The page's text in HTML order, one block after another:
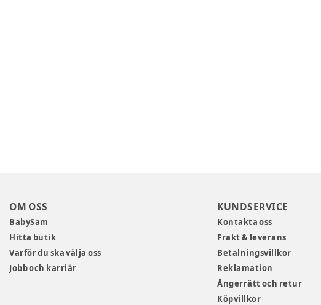
OM OSS
BabySam
Hitta butik
Varför du ska välja oss
Jobb och karriär
KUNDSERVICE
Kontakta oss
Frakt & leverans
Betalningsvillkor
Reklamation
Ångerrätt och retur
Köpvillkor